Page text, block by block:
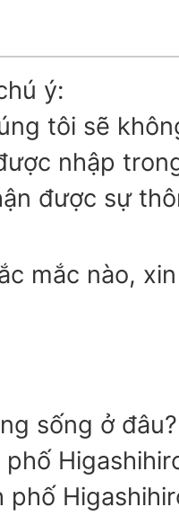
ý:
tôi sẽ
nhập
được sự
mắc nào,
sống ở đâu?
phố
phố